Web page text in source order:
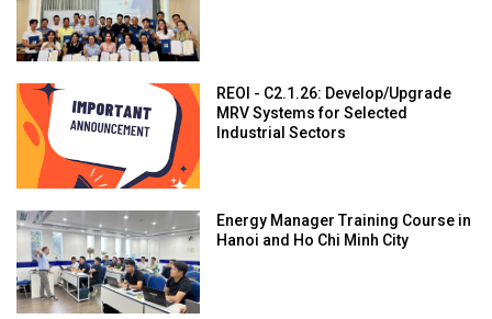
REOI - C2.1.26: Develop/Upgrade
MRV Systems for Selected
Industrial Sectors
Energy Manager Training Course in
Hanoi and Ho Chi Minh City